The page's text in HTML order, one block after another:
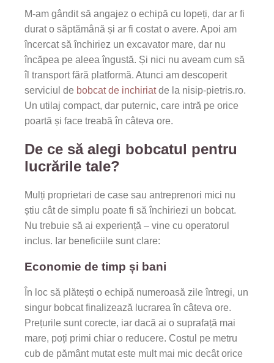
M-am gândit să angajez o echipă cu lopeți, dar ar fi
durat o săptămână și ar fi costat o avere. Apoi am
încercat să închiriez un excavator mare, dar nu
încăpea pe aleea îngustă. Și nici nu aveam cum să
îl transport fără platformă. Atunci am descoperit
serviciul de bobcat de inchiriatde la nisip-pietris.ro.
Un utilaj compact, dar puternic, care intră pe orice
poartă și face treabă în câteva ore.
De ce să alegi bobcatul pentru
lucrările tale?
Mulți proprietari de case sau antreprenori mici nu
știu cât de simplu poate fi să închiriezi un bobcat.
Nu trebuie să ai experiență – vine cu operatorul
inclus. Iar beneficiile sunt clare:
Economie de timp și bani
În loc să plătești o echipă numeroasă zile întregi, un
singur bobcat finalizează lucrarea în câteva ore.
Prețurile sunt corecte, iar dacă ai o suprafață mai
mare, poți primi chiar o reducere. Costul pe metru
cub de pământ mutat este mult mai mic decât orice